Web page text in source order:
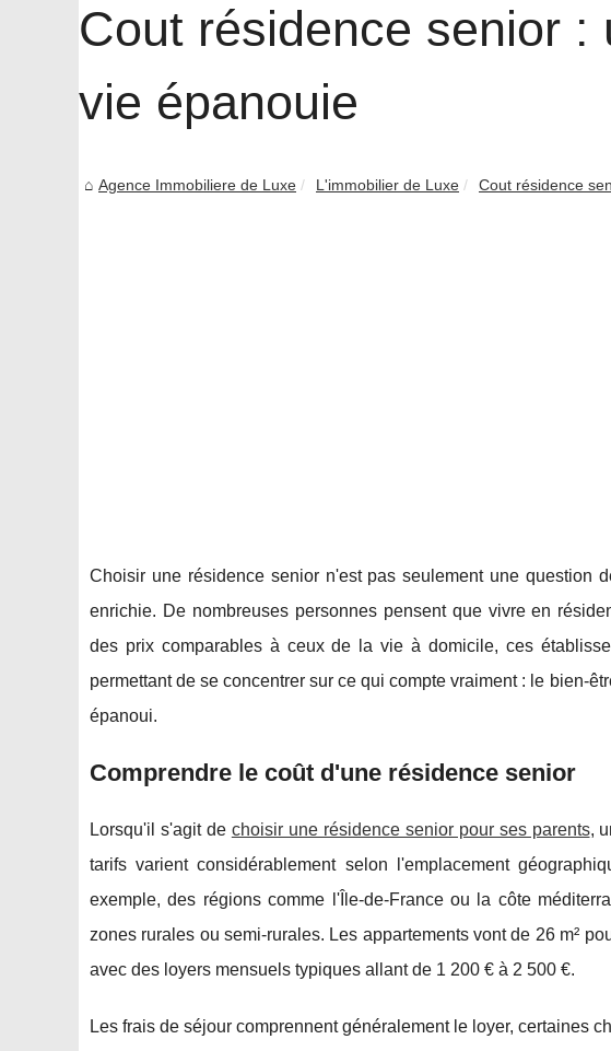
Cout résidence senior :
vie épanouie
Agence Immobiliere de Luxe L'immobilier de Luxe Cout résidence
Choisir une résidence senior n'est pas seulement une question
enrichie. De nombreuses personnes pensent que vivre en
des prix comparables à ceux de la vie à domicile, ces
permettant de se concentrer sur ce qui compte vraiment : le bien-
épanoui.
Comprendre le coût d'une résidence senior
Lorsqu'il s'agit de choisir une résidence senior pour ses parents,
tarifs varient considérablement selon l'emplacement
exemple, des régions comme l'Île-de-France ou la côte
zones rurales ou semi-rurales. Les appartements vont de 26 m²
avec des loyers mensuels typiques allant de 1 200 € à 2 500 €.
Les frais de séjour comprennent généralement le loyer, certaines